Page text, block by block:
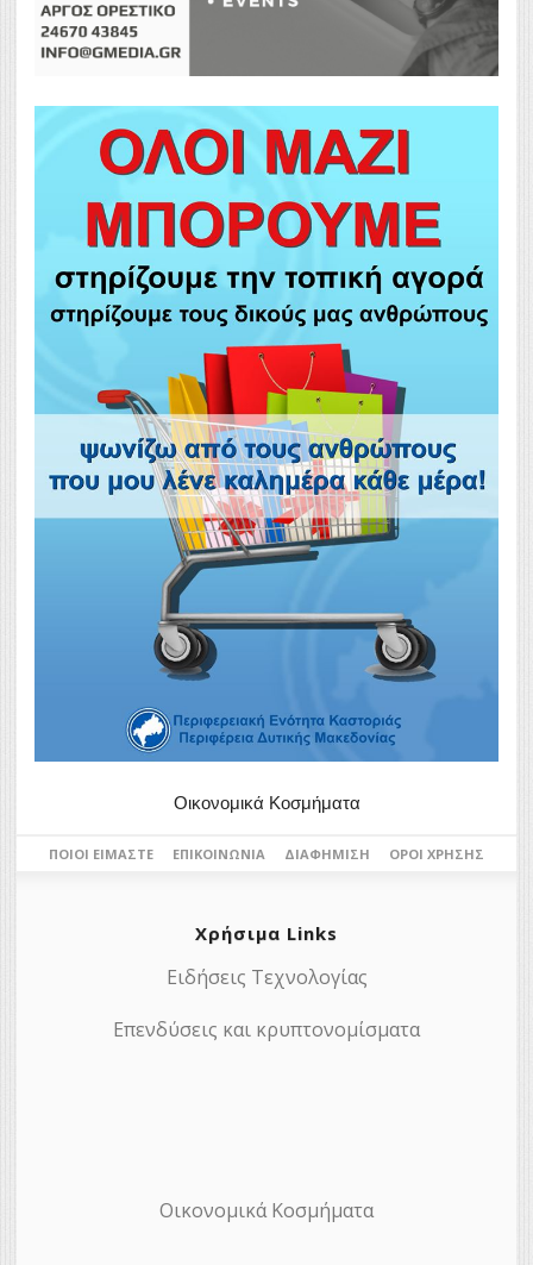
Οικονομικά Κοσμήματα
ΠΟΙΟΙ ΕΊΜΑΣΤΕ ΕΠΙΚΟΙΝΩΝΊΑ ΔΙΑΦΉΜΙΣΗ ΌΡΟΙ ΧΡΉΣΗΣ
Χρήσιμα Links
Ειδήσεις Τεχνολογίας
Επενδύσεις και κρυπτονομίσματα
Οικονομικά Κοσμήματα